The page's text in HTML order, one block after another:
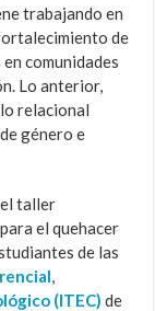
trabajando en
de
comunidades
Lo anterior,
relacional
género e
taller
el quehacer
de las
(ITEC) de